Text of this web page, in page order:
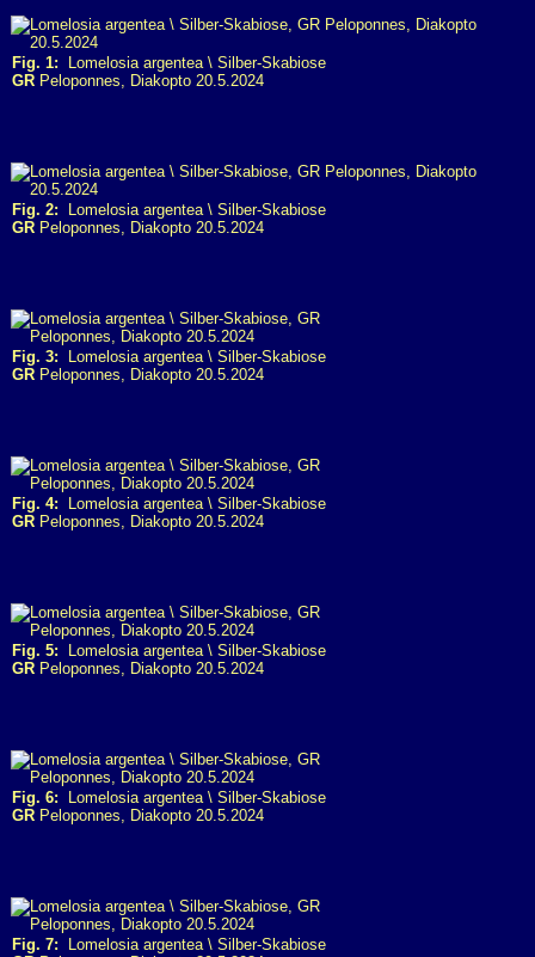
Fig. 1: Lomelosia argentea \ Silber-Skabiose
GR Peloponnes, Diakopto 20.5.2024
Fig. 2: Lomelosia argentea \ Silber-Skabiose
GR Peloponnes, Diakopto 20.5.2024
Fig. 3: Lomelosia argentea \ Silber-Skabiose
GR Peloponnes, Diakopto 20.5.2024
Fig. 4: Lomelosia argentea \ Silber-Skabiose
GR Peloponnes, Diakopto 20.5.2024
Fig. 5: Lomelosia argentea \ Silber-Skabiose
GR Peloponnes, Diakopto 20.5.2024
Fig. 6: Lomelosia argentea \ Silber-Skabiose
GR Peloponnes, Diakopto 20.5.2024
Fig. 7: Lomelosia argentea \ Silber-Skabiose